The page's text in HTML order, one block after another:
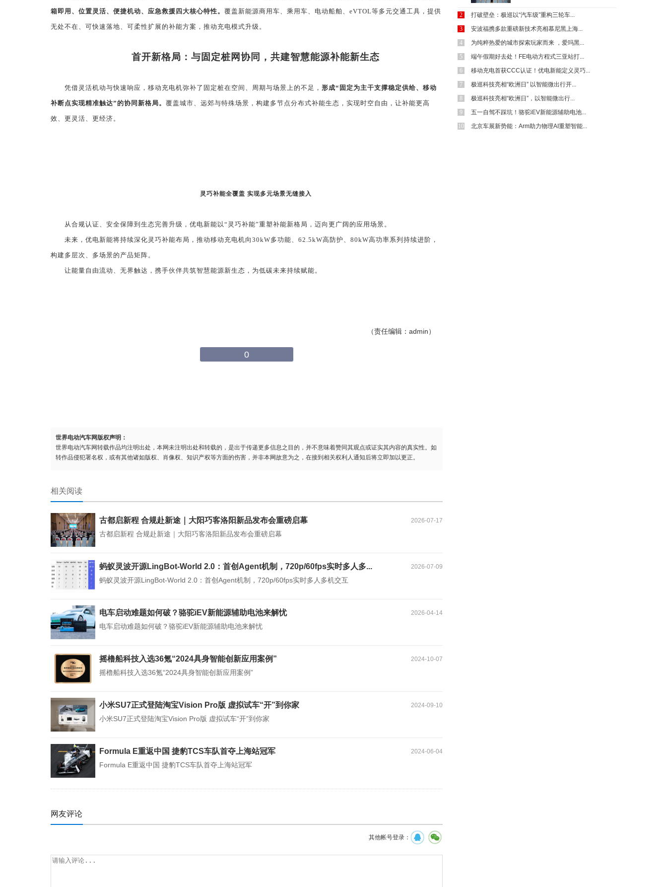
箱即用、位置灵活、便捷机动、应急救援四大核心特性。 覆盖新能源商用车、乘用车、电动船舶、 eVTOL等多元交通工具，提供
无处不在、可快速落地、可柔性扩展的补能方案，推动充电模式升级。
首开新格局：与固定桩网协同，共建智慧能源补能新生态
凭借灵活机动与快速响应，移动充电机弥补了固定桩在空间、周期与场景上的不足， 形成“固定为主干支撑稳定供给、移动
补断点实现精准触达”的协同新格局。 覆盖城市、远郊与特殊场景，构建多节点分布式补能生态，实现时空自由，让补能更高
效、更灵活、更经济。
灵巧补能全覆盖 实现多元场景无缝接入
从合规认证、安全保障到生态完善升级，优电新能以“灵巧补能”重塑补能新格局，迈向更广阔的应用场景。
未来，优电新能将持续深化灵巧补能布局，推动移动充电机向 30kW多功能、 62.5kW高防护、 80kW高功率系列持续进阶，
构建多层次、多场景的产品矩阵。
让能量自由流动、无界触达，携手伙伴共筑智慧能源新生态，为低碳未来持续赋能。
（责任编辑：admin）
0
世界电动汽车网版权声明：
世界电动汽车网转载作品均注明出处，本网未注明出处和转载的，是出于传递更多信息之目的，并不意味着赞同其观点或证实其内容的真实性。如
转作品侵犯署名权，或有其他诸如版权、肖像权、知识产权等方面的伤害，并非本网故意为之，在接到相关权利人通知后将立即加以更正。
相关阅读
2026-07-17
古都启新程 合规赴新途｜大阳巧客洛阳新品发布会重磅启幕
古都启新程 合规赴新途｜大阳巧客洛阳新品发布会重磅启幕
2026-07-09
蚂蚁灵波开源LingBot-World 2.0：首创Agent机制，720p/60fps实时多人多...
蚂蚁灵波开源LingBot-World 2.0：首创Agent机制，720p/60fps实时多人多机交互
2026-04-14
电车启动难题如何破？骆驼iEV新能源辅助电池来解忧
电车启动难题如何破？骆驼iEV新能源辅助电池来解忧
2024-10-07
摇橹船科技入选36氪“2024具身智能创新应用案例”
摇橹船科技入选36氪“2024具身智能创新应用案例”
2024-09-10
小米SU7正式登陆淘宝Vision Pro版 虚拟试车“开”到你家
小米SU7正式登陆淘宝Vision Pro版 虚拟试车“开”到你家
2024-06-04
Formula E重返中国 捷豹TCS车队首夺上海站冠军
Formula E重返中国 捷豹TCS车队首夺上海站冠军
网友评论
其他帐号登录：
负春风
请问雅迪特订款日丰管是你们厂做的吗
要禁，不生产可以了，全国不准生产摩托车电动
车，因为这是你们所...
2
打破壁垒：极巡以“汽车级”重构三轮车...
3
安波福携多款重磅新技术亮相慕尼黑上海...
4
为纯粹热爱的城市探索玩家而来 ，爱玛黑...
5
端午假期好去处！FE电动方程式三亚站打...
6
移动充电首获CCC认证！优电新能定义灵巧...
7
极巡科技亮相“欧洲日” 以智能微出行开...
8
极巡科技亮相“欧洲日”，以智能微出行...
9
五一自驾不踩坑！骆驼iEV新能源辅助电池...
10
北京车展新势能：Arm助力物理AI重塑智能...